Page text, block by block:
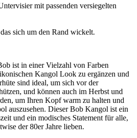
mit passenden versiegelten
sich um den Rand wickelt.
ist in einer Vielzahl von Farben
Kangol Look zu ergänzen und
sind ideal, um sich vor der
und können auch im Herbst und
um Ihren Kopf warm zu halten und
auszusehen. Dieser Bob Kangol ist ein
und ein modisches Statement für alle,
der 80er Jahre lieben.